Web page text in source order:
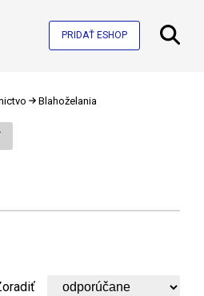
PRIDAŤ ESHOP
Blahoželania